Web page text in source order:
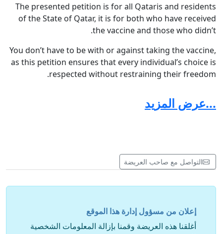
The presented petition is for all Qataris and residents
of the State of Qatar, it is for both who have received
the vaccine and those who didn’t.
You don’t have to be with or against taking the vaccine,
as this petition ensures that every individual’s choice is
respected without restraining their freedom.
the decision-makers in the State of Qatar.
In addition to granting you the right to freedom of
discriminated against.
It is stipulated in our Qatari Constitution Article 36, in
...عرض المزيد
التواصل مع صاحب العريضة
إعلان من مسؤول إدارة هذا الموقع
أغلقنا هذه العريضة وقمنا بإزالة المعلومات الشخصية